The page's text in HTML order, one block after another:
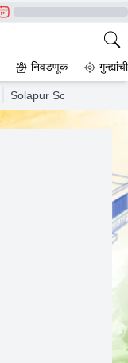
CrimeTak
निवडणूक
Solapur Sc